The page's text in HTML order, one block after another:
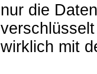
nur die
wirklich mit